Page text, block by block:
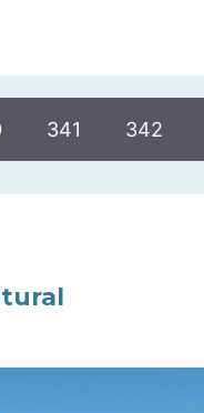
341 342